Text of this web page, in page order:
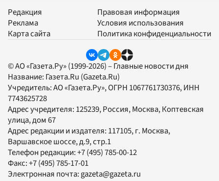
Редакция
Реклама
Карта сайта
Правовая информация
Условия использования
Политика конфиденциальности
© АО «Газета.Ру» (1999-2026) – Главные новости дня
Название: Газета.Ru (Gazeta.Ru)
Учредитель:АО «Газета.Ру», ОГРН 1067761730376, ИНН
7743625728
Адрес учредителя: 125239, Россия, Москва, Коптевская
улица, дом 67
Адрес редакции и издателя: 117105, г. Москва,
Варшавское шоссе, д.9, стр.1
Телефон редакции:+7 (495) 785-00-12
Факс:+7 (495) 785-17-01
Электронная почта:gazeta@gazeta.ru